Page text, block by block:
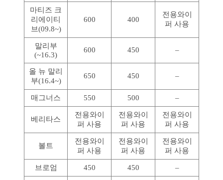
마티즈 크
리에이티
브(09.8~)
600 400
전용와이
퍼 사용
말리부
(~16.3)
600 450 –
올 뉴 말리
부(16.4~)
650 450 –
매그너스 550 500 –
베리타스
전용와이
퍼 사용
전용와이
퍼 사용
전용와이
퍼 사용
볼트
전용와이
퍼 사용
전용와이
퍼 사용
전용와이
퍼 사용
브로엄 450 450 –